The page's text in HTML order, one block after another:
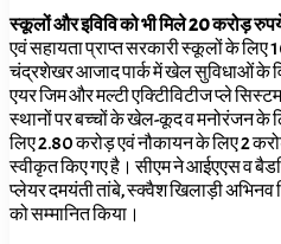
स्कूलों और इविवि को भी मिले 20 करोड़
एवं सहायता प्राप्त सरकारी स्कूलों के लिए
चंद्रशेखर आजाद पार्क में खेल सुविधाओं के
एयर जिम और मल्टी एक्टिीविटीज प्ले
स्थानों पर बच्चों के खेल-कूद व मनोरंजन के
लिए2.80करोड़ एवं नौकायन के लिए2
स्वीकृत किए गए है। सीएम ने आईएएस व
प्लेयर दमयंती तांबे, स्क्वैश खिलाड़ी अभिनव
को सम्मानित किया।